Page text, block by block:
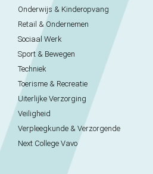
Onderwijs & Kinderopvang
Retail & Ondernemen
Sociaal Werk
Sport & Bewegen
Techniek
Toerisme & Recreatie
Uiterlijke Verzorging
Veiligheid
Verpleegkunde & Verzorgende
Next College Vavo